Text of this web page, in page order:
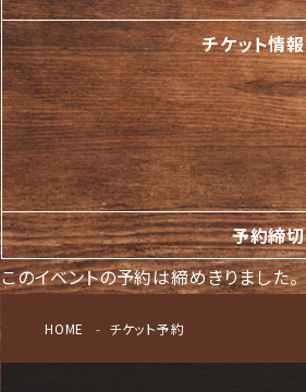
チケット情報
予約締切
このイベントの予約は締めきりました。
HOME チケット予約